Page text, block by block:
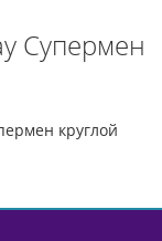
Супермен
круглой